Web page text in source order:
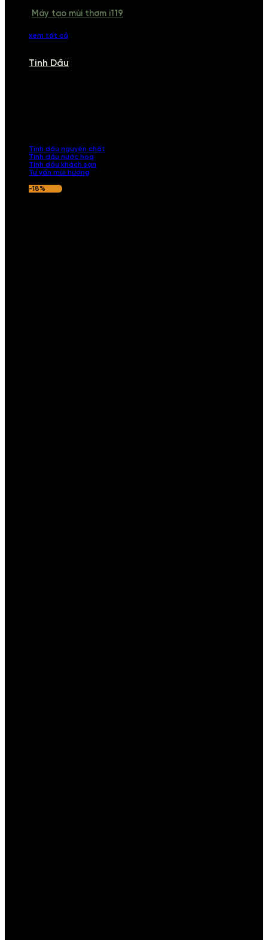
Máy tạo mùi thơm i119
xem tất cả
Tinh Dầu
Tinh dầu nguyên chất
Tinh dầu nước hoa
Tinh dầu khách sạn
Tư vấn mùi hương
-18%